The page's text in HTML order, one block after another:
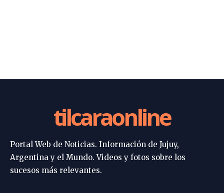
tilcaraonline
Portal Web de Noticias. Información de Jujuy,
Argentina y el Mundo. Videos y fotos sobre los
sucesos más relevantes.